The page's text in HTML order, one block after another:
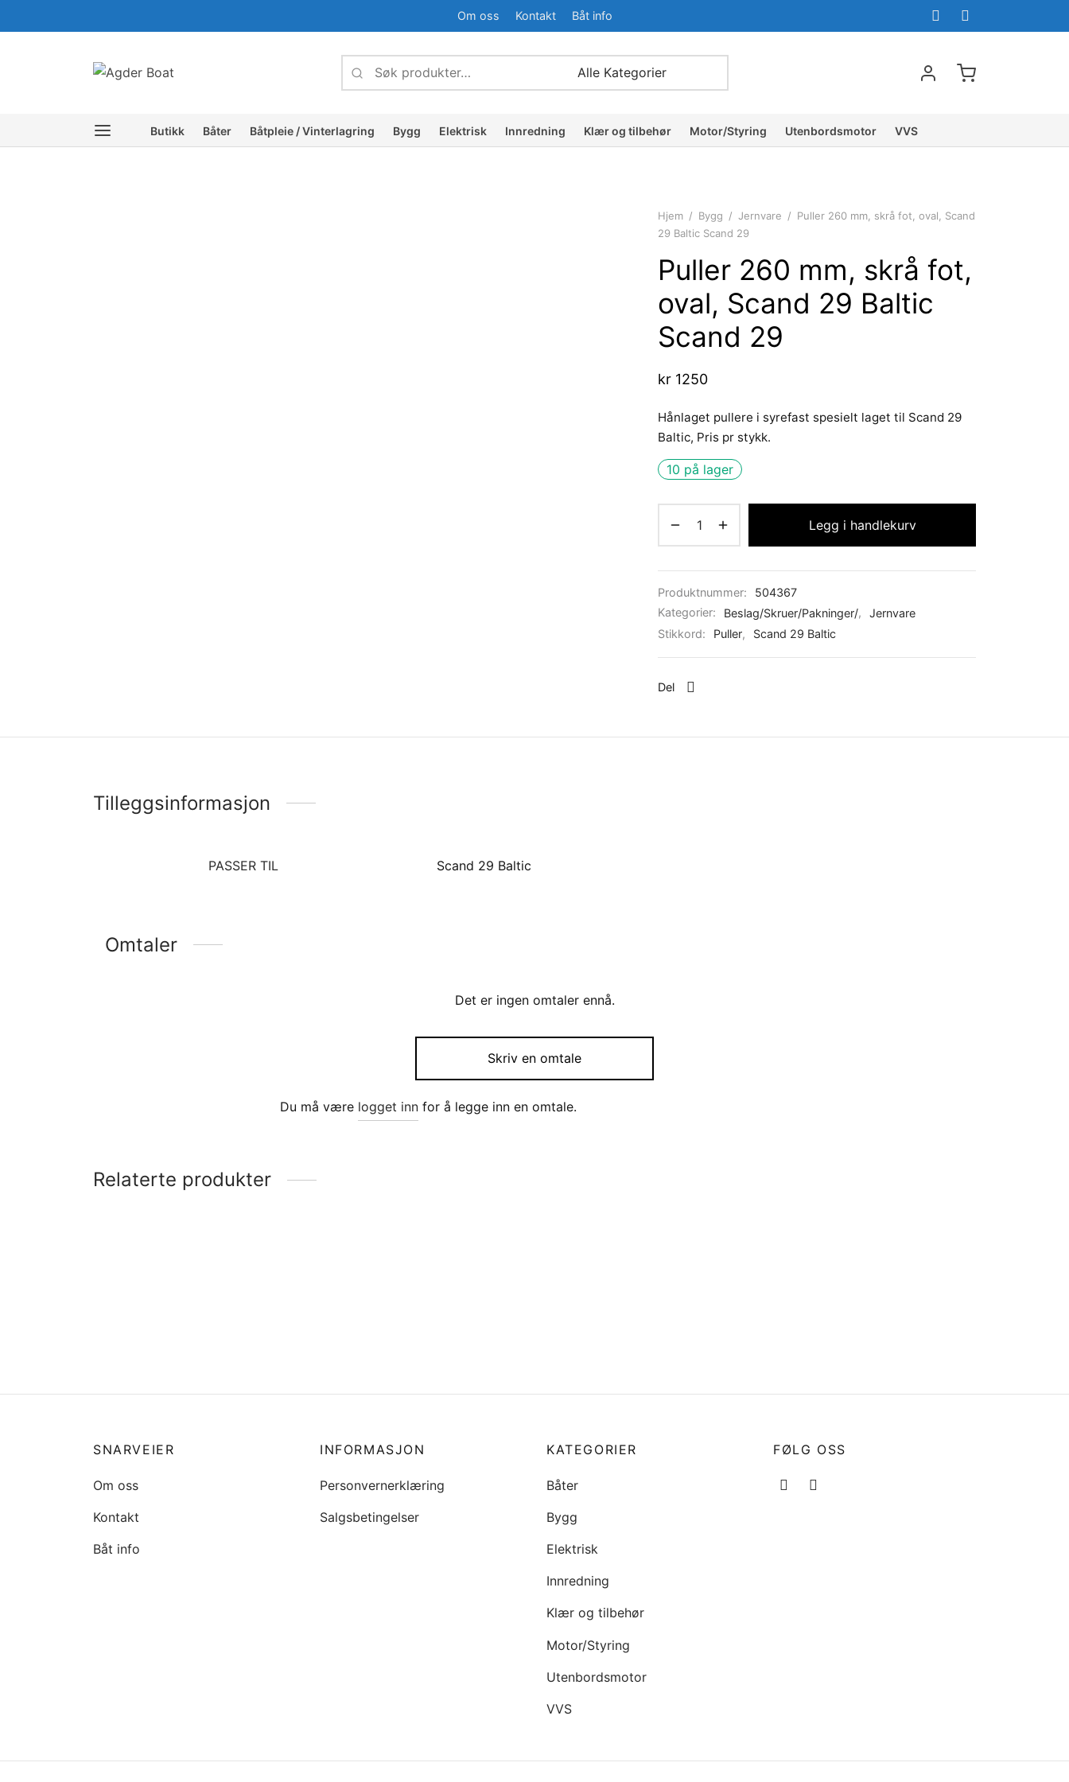
Om oss Kontakt Båt info
etter:
Narrow
category:
Butikk Båter Båtpleie / Vinterlagring Bygg Elektrisk Innredning Klær og tilbehør Motor/Styring Utenbordsmotor VVS
Hjem / Bygg / Jernvare / Puller 260 mm, skrå fot, oval, Scand
29 Baltic Scand 29
Puller 260 mm, skrå fot,
oval, Scand 29 Baltic
Scand 29
kr 1250
Hånlaget pullere i syrefast spesielt laget til Scand 29
Baltic, Pris pr stykk.
10 på lager
Legg i handlekurv
Produktnummer:
504367
Kategorier:
Beslag/Skruer/Pakninger/,
Jernvare
Stikkord:
Puller, Scand 29 Baltic
Del
Tilleggsinformasjon
PASSER TIL Scand 29 Baltic
Omtaler
Det er ingen omtaler ennå.
Skriv en omtale
Du må være logget inn for å legge inn en omtale.
Relaterte produkter
SNARVEIER
Om oss
Kontakt
Båt info
INFORMASJON
Personvernerklæring
Salgsbetingelser
KATEGORIER
Båter
Bygg
Elektrisk
Innredning
Klær og tilbehør
Motor/Styring
Utenbordsmotor
VVS
FØLG OSS